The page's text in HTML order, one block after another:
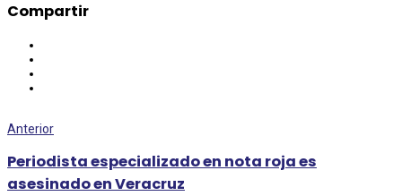
Compartir
Anterior
Periodista especializado en nota roja es
asesinado en Veracruz